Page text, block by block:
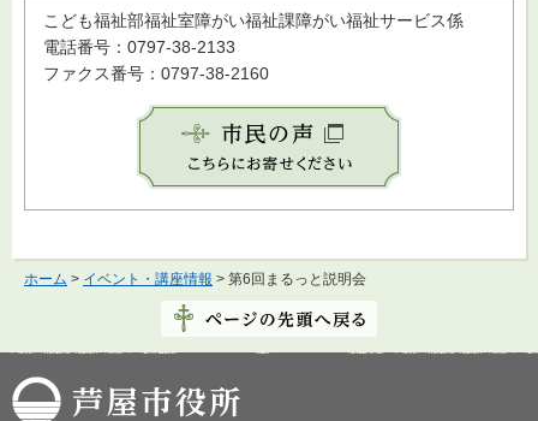
こども福祉部福祉室障がい福祉課障がい福祉サービス係
電話番号：0797-38-2133
ファクス番号：0797-38-2160
ホーム > イベント・講座情報 > 第6回まるっと説明会
芦屋市役所